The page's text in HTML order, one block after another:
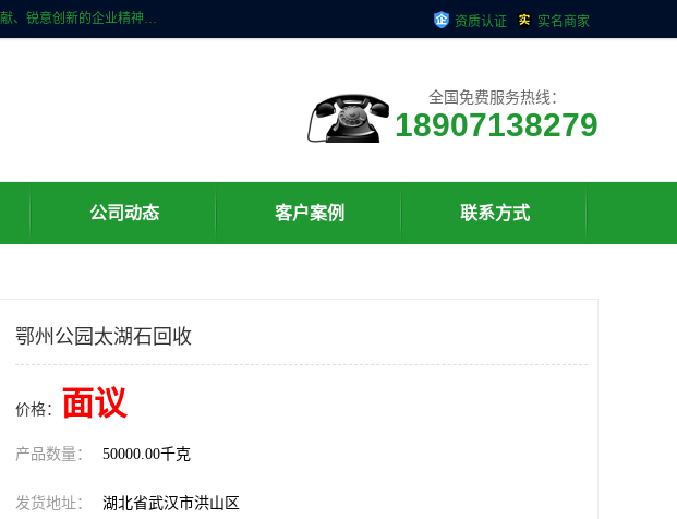
武汉明石石业公司主营景观石，门牌石，刻字石，泰山石,村牌石等，服务范围主要有：武汉，咸宁等地区。公司秉承敬业奉献、锐意创新的企业精神，从无到有，从小到大，以一种产业报国的创业精神，竭诚为客户提供服务，为社会设计财富。 资质认证 实名商家
全国免费服务热线：
18907138279
公司动态 客户案例 联系方式
鄂州公园太湖石回收
价格： 面议
产品数量： 50000.00千克
发货地址： 湖北省武汉市洪山区